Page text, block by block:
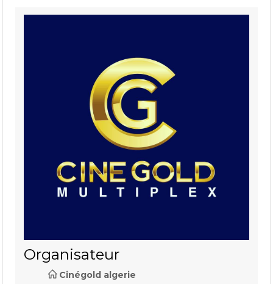
Organisateur
Cinégold algerie